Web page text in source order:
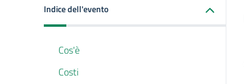
Indice dell'evento
Cos'è
Costi